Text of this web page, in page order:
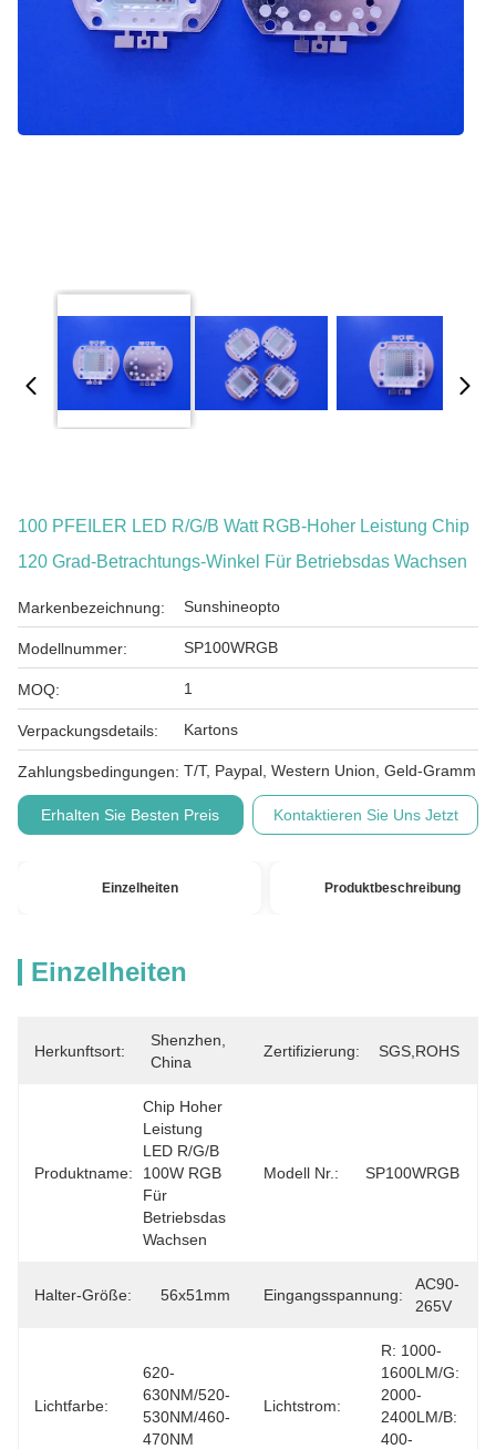
100 PFEILER LED R/G/B Watt RGB-Hoher Leistung Chip
120 Grad-Betrachtungs-Winkel Für Betriebsdas Wachsen
Markenbezeichnung: Sunshineopto
Modellnummer: SP100WRGB
MOQ: 1
Verpackungsdetails: Kartons
Zahlungsbedingungen: T/T, Paypal, Western Union, Geld-Gramm
Erhalten Sie Besten Preis Kontaktieren Sie Uns Jetzt
Einzelheiten Produktbeschreibung
Einzelheiten
Herkunftsort:
Shenzhen,
China
Zertifizierung: SGS,ROHS
Produktname:
Chip Hoher
Leistung
LED R/G/B
100W RGB
Für
Betriebsdas
Wachsen
Modell Nr.: SP100WRGB
Halter-Größe: 56x51mm Eingangsspannung:
AC90-
265V
Lichtfarbe:
620-
630NM/520-
530NM/460-
470NM
Lichtstrom:
R: 1000-
1600LM/G:
2000-
2400LM/B:
400-